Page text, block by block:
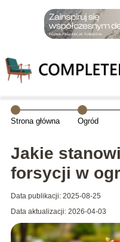
Strona główna Ogród
Jakie
forsycji w
Data publikacji: 2025-08-25
Data aktualizacji: 2026-04-03